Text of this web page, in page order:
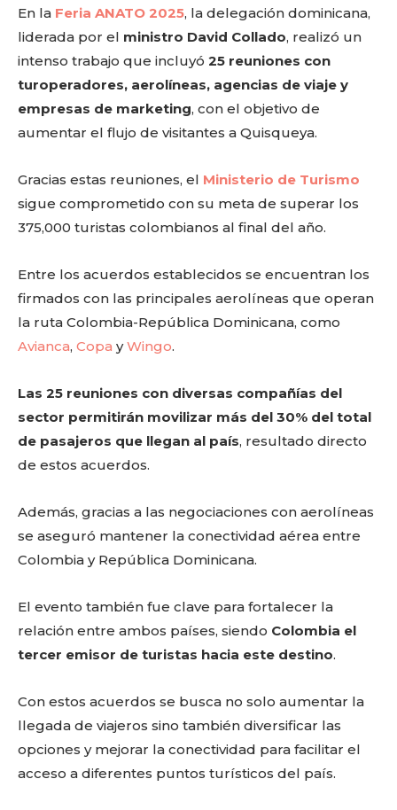
En la Feria ANATO 2025, la delegación dominicana,
liderada por el ministro David Collado, realizó un
intenso trabajo que incluyó 25 reuniones con
turoperadores, aerolíneas, agencias de viaje y
empresas de marketing, con el objetivo de
aumentar el flujo de visitantes a Quisqueya.
Gracias estas reuniones, el Ministerio de Turismo
sigue comprometido con su meta de superar los
375,000 turistas colombianos al final del año.
Entre los acuerdos establecidos se encuentran los
firmados con las principales aerolíneas que operan
la ruta Colombia-República Dominicana, como
Avianca, Copa yWingo.
Las 25 reuniones con diversas compañías del
sector permitirán movilizar más del 30% del total
de pasajeros que llegan al país, resultado directo
de estos acuerdos.
Además, gracias a las negociaciones con aerolíneas
se aseguró mantener la conectividad aérea entre
Colombia y República Dominicana.
El evento también fue clave para fortalecer la
relación entre ambos países, siendo Colombia el
tercer emisor de turistas hacia este destino.
Con estos acuerdos se busca no solo aumentar la
llegada de viajeros sino también diversificar las
opciones y mejorar la conectividad para facilitar el
acceso a diferentes puntos turísticos del país.